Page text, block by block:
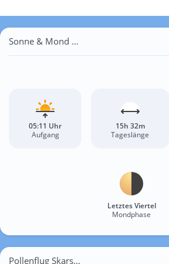
Sonne & Mond Skarszów Górny
05:11 Uhr
Aufgang
15h 32m
Tageslänge
Letztes Viertel
Mondphase
Pollenflug Skarszów Górny